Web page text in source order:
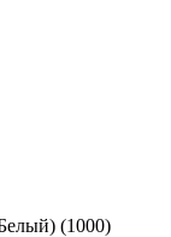
(1000)